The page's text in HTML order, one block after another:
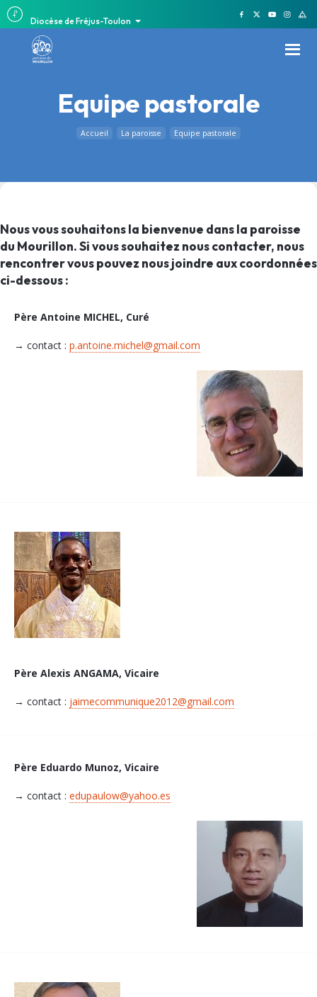
Diocèse de Fréjus-Toulon
Equipe pastorale
Accueil La paroisse Equipe pastorale
Nous vous souhaitons la bienvenue dans la paroisse
du Mourillon. Si vous souhaitez nous contacter, nous
rencontrer vous pouvez nous joindre aux coordonnées
ci-dessous :
Père Antoine MICHEL, Curé
→ contact : p.antoine.michel@gmail.com
Père Alexis ANGAMA, Vicaire
→ contact : jaimecommunique2012@gmail.com
Père Eduardo Munoz, Vicaire
→ contact : edupaulow@yahoo.es